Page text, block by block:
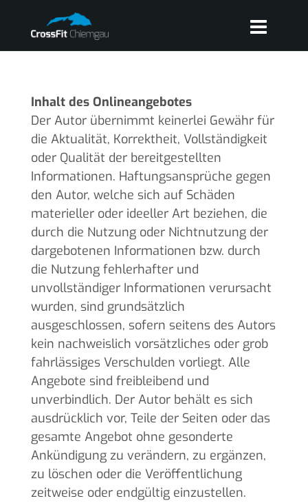
Inhalt des Onlineangebotes
Der Autor übernimmt keinerlei Gewähr für
die Aktualität, Korrektheit, Vollständigkeit
oder Qualität der bereitgestellten
Informationen. Haftungsansprüche gegen
den Autor, welche sich auf Schäden
materieller oder ideeller Art beziehen, die
durch die Nutzung oder Nichtnutzung der
dargebotenen Informationen bzw. durch
die Nutzung fehlerhafter und
unvollständiger Informationen verursacht
wurden, sind grundsätzlich
ausgeschlossen, sofern seitens des Autors
kein nachweislich vorsätzliches oder grob
fahrlässiges Verschulden vorliegt. Alle
Angebote sind freibleibend und
unverbindlich. Der Autor behält es sich
ausdrücklich vor, Teile der Seiten oder das
gesamte Angebot ohne gesonderte
Ankündigung zu verändern, zu ergänzen,
zu löschen oder die Veröffentlichung
zeitweise oder endgültig einzustellen.